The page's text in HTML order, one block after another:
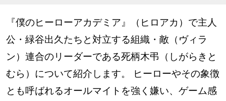
『僕のヒーローアカデミア』（ヒロアカ）で主人
公・緑谷出久たちと対立する組織・敵（ヴィラ
ン）連合のリーダーである死柄木弔（しがらきと
むら）について紹介します。 ヒーローやその象徴
とも呼ばれるオールマイトを強く嫌い、ゲーム感